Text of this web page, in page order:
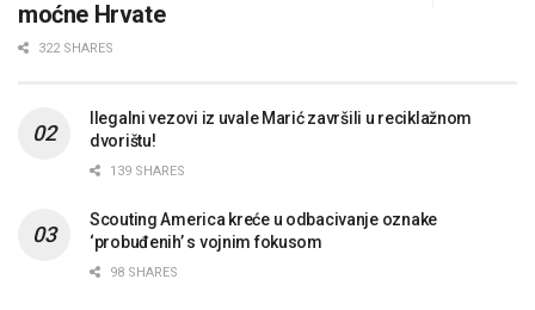
moćne Hrvate
322 SHARES
Ilegalni vezovi iz uvale Marić završili u reciklažnom
dvorištu!
139 SHARES
Scouting America kreće u odbacivanje oznake
‘probuđenih’ s vojnim fokusom
98 SHARES